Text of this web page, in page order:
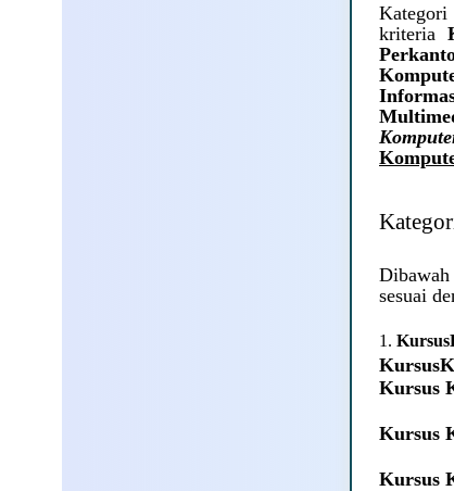
kriteria
Dibawah
sesuai
1.
Kursus
Kursus
Kursus